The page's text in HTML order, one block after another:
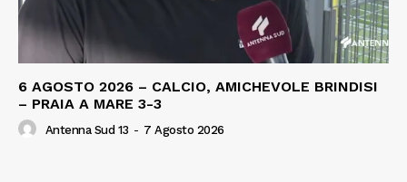
6 AGOSTO 2026 – CALCIO, AMICHEVOLE BRINDISI
– PRAIA A MARE 3-3
Antenna Sud 13 - 7 Agosto 2026